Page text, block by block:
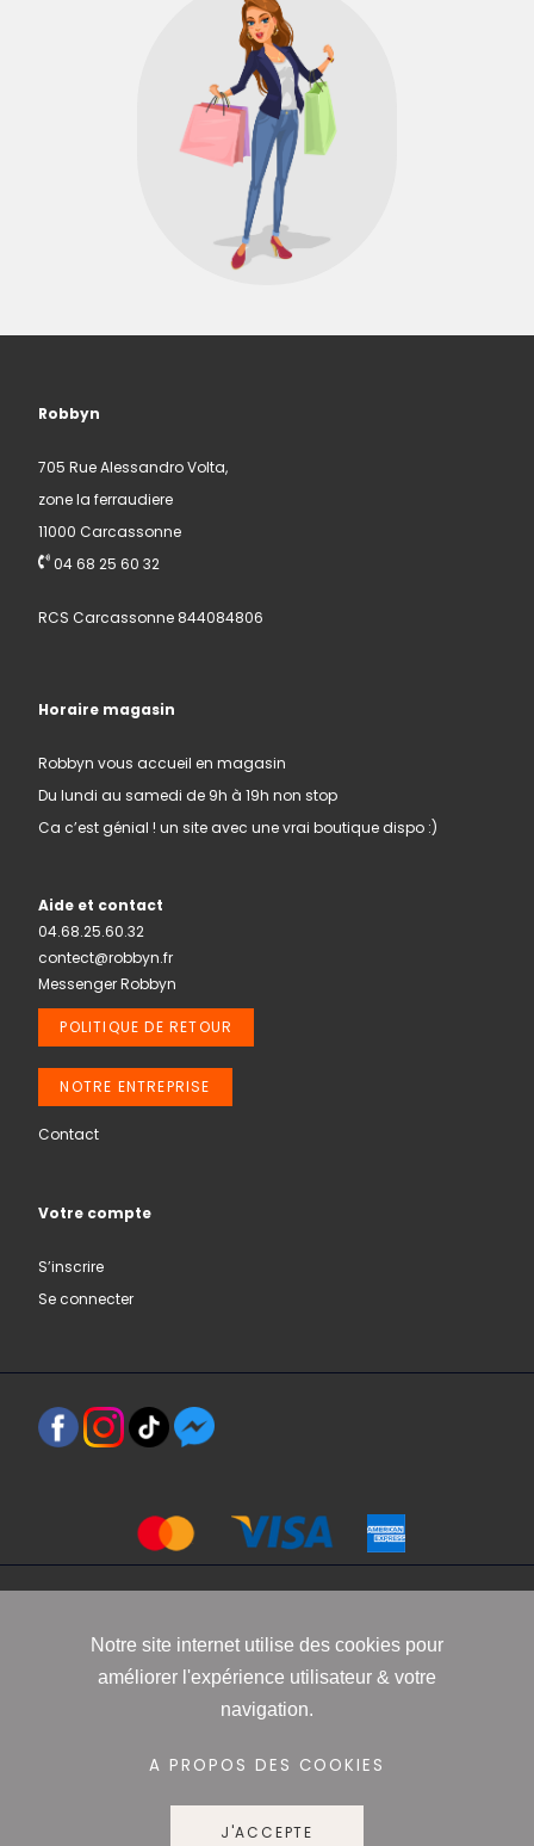
Robbyn
705 Rue Alessandro Volta,
zone la ferraudiere
11000 Carcassonne
04 68 25 60 32
RCS Carcassonne 844084806
Horaire magasin
Robbyn vous accueil en magasin
Du lundi au samedi de 9h à 19h non stop
Ca c’est génial ! un site avec une vrai boutique dispo :)
Aide et contact
04.68.25.60.32
contect@robbyn.fr
Messenger Robbyn
POLITIQUE DE RETOUR
NOTRE ENTREPRISE
Contact
Votre compte
S’inscrire
Se connecter
Conditions générales de vente
confidentialité
Notre site internet utilise des cookies pour
améliorer l'expérience utilisateur & votre
navigation.
A PROPOS DES COOKIES
J'ACCEPTE